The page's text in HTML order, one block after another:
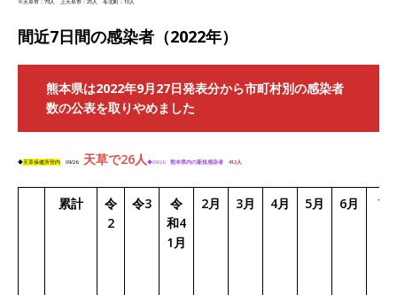
※天草市：79人 上天草市：25人 苓北町：10人
間近7日間の感染者（2022年）
熊本県は2022年9月27日発表分から市町村別の感染者
数の公表を取りやめました
◆天草保健所管内 09/26 天草で26人◆09/26 熊本県内の新規感染者 412人
累計
令
2
令3
令
和4
1月
2月 3月 4月 5月 6月 7月